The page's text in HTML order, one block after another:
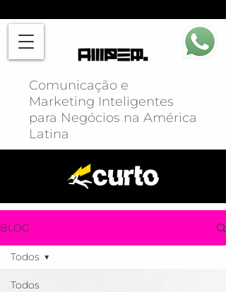
Comunicação e
Marketing Inteligentes
para Negócios na América
Latina
BLOG
Todos
Todos